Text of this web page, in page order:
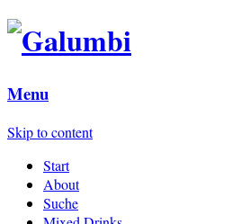
Menu
Skip to content
Start
About
Suche